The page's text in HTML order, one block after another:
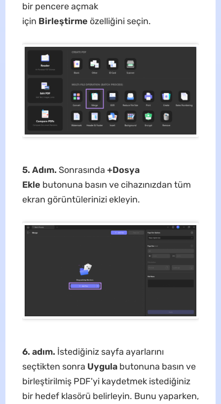
bir pencere açmak
için Birleştirme özelliğini seçin.
5. Adım. Sonrasında +Dosya
Ekle butonuna basın ve cihazınızdan tüm
ekran görüntülerinizi ekleyin.
6. adım. İstediğiniz sayfa ayarlarını
seçtikten sonra Uygula butonuna basın ve
birleştirilmiş PDF'yi kaydetmek istediğiniz
bir hedef klasörü belirleyin. Bunu yaparken,